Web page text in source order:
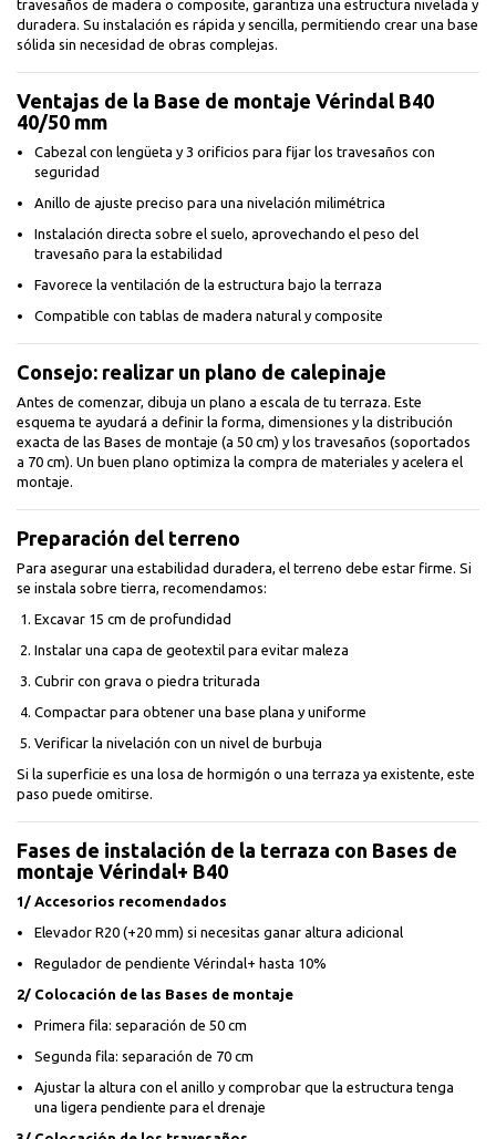
travesaños de madera o composite, garantiza una estructura nivelada y
duradera. Su instalación es rápida y sencilla, permitiendo crear una base
sólida sin necesidad de obras complejas.
Ventajas de la Base de montaje Vérindal B40
40/50 mm
Cabezal con lengüeta y 3 orificios para fijar los travesaños con
seguridad
Anillo de ajuste preciso para una nivelación milimétrica
Instalación directa sobre el suelo, aprovechando el peso del
travesaño para la estabilidad
Favorece la ventilación de la estructura bajo la terraza
Compatible con tablas de madera natural y composite
Consejo: realizar un plano de calepinaje
Antes de comenzar, dibuja un plano a escala de tu terraza. Este
esquema te ayudará a definir la forma, dimensiones y la distribución
exacta de las Bases de montaje (a 50 cm) y los travesaños (soportados
a 70 cm). Un buen plano optimiza la compra de materiales y acelera el
montaje.
Preparación del terreno
Para asegurar una estabilidad duradera, el terreno debe estar firme. Si
se instala sobre tierra, recomendamos:
Excavar 15 cm de profundidad
Instalar una capa de geotextil para evitar maleza
Cubrir con grava o piedra triturada
Compactar para obtener una base plana y uniforme
Verificar la nivelación con un nivel de burbuja
Si la superficie es una losa de hormigón o una terraza ya existente, este
paso puede omitirse.
Fases de instalación de la terraza con Bases de
montaje Vérindal+ B40
1/ Accesorios recomendados
Elevador R20 (+20 mm) si necesitas ganar altura adicional
Regulador de pendiente Vérindal+ hasta 10%
2/ Colocación de las Bases de montaje
Primera fila: separación de 50 cm
Segunda fila: separación de 70 cm
Ajustar la altura con el anillo y comprobar que la estructura tenga
una ligera pendiente para el drenaje